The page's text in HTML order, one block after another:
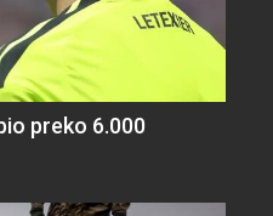
preko 6.000